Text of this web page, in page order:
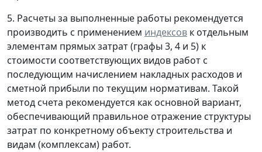
5. Расчеты за выполненные работы рекомендуется
производить с применением индексов к отдельным
элементам прямых затрат (графы 3, 4 и 5) к
стоимости соответствующих видов работ с
последующим начислением накладных расходов и
сметной прибыли по текущим нормативам. Такой
метод счета рекомендуется как основной вариант,
обеспечивающий правильное отражение структуры
затрат по конкретному объекту строительства и
видам (комплексам) работ.